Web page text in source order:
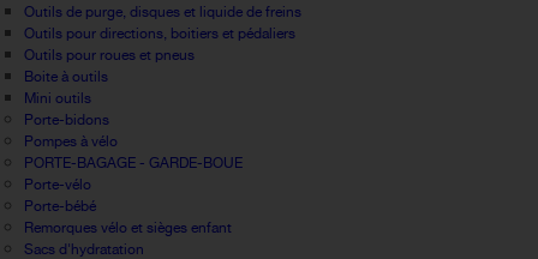
Outils de purge, disques et liquide de freins
Outils pour directions, boitiers et pédaliers
Outils pour roues et pneus
Boite à outils
Mini outils
Porte-bidons
Pompes à vélo
PORTE-BAGAGE - GARDE-BOUE
Porte-vélo
Porte-bébé
Remorques vélo et sièges enfant
Sacs d'hydratation